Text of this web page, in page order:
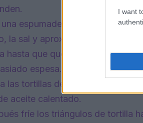
I want
espumadera, pasa los
la sal y aproximadamente ½
hasta que quede suave,
espesa.
las tortillas de maíz en
aceite calentado.
fríe los triángulos de tortilla